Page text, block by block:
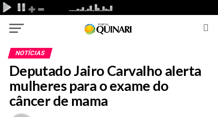
NOTÍCIAS
Deputado Jairo Carvalho alerta
mulheres para o exame do
câncer de mama